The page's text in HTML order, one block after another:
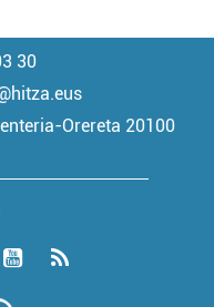
30
Orereta 20100